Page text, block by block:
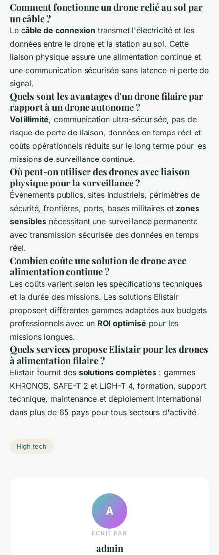
Comment fonctionne un drone relié au sol par
un câble ?
Le câble de connexion transmet l'électricité et les
données entre le drone et la station au sol. Cette
liaison physique assure une alimentation continue et
une communication sécurisée sans latence ni perte de
signal.
Quels sont les avantages d'un drone filaire par
rapport à un drone autonome ?
Vol illimité, communication ultra-sécurisée, pas de
risque de perte de liaison, données en temps réel et
coûts opérationnels réduits sur le long terme pour les
missions de surveillance continue.
Où peut-on utiliser des drones avec liaison
physique pour la surveillance ?
Événements publics, sites industriels, périmètres de
sécurité, frontières, ports, bases militaires et zones
sensibles nécessitant une surveillance permanente
avec transmission sécurisée des données en temps
réel.
Combien coûte une solution de drone avec
alimentation continue ?
Les coûts varient selon les spécifications techniques
et la durée des missions. Les solutions Elistair
proposent différentes gammes adaptées aux budgets
professionnels avec un ROI optimisé pour les
missions longues.
Quels services propose Elistair pour les drones
à alimentation filaire ?
Elistair fournit des solutions complètes : gammes
KHRONOS, SAFE-T 2 et LIGH-T 4, formation, support
technique, maintenance et déploiement international
dans plus de 65 pays pour tous secteurs d'activité.
High tech
A
ECRIT PAR
admin